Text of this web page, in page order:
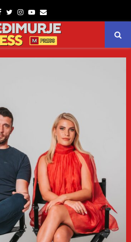
Facebook
TwitterInstagram
Youtube
Email